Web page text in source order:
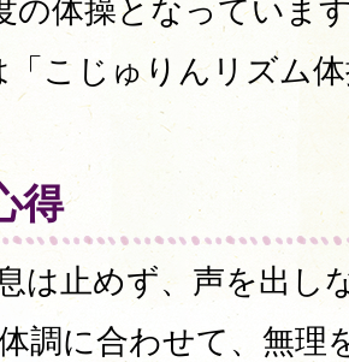
の体操となっていま
「こじゅりんリズム
得
は止めず、声を出し
体調に合わせて、無